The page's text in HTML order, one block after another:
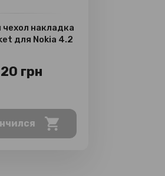
накладка
для Nokia 4.2
грн